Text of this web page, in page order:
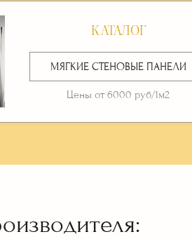
КАТАЛОГ
МЯГКИЕ СТЕНОВЫЕ ПАНЕЛИ
Цены от 6000 руб/1м2